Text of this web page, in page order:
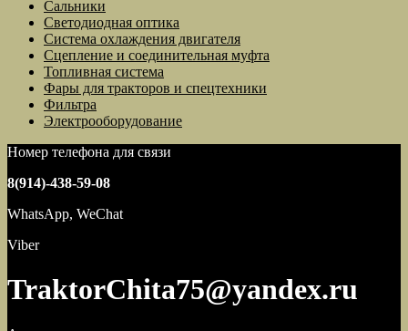
Сальники
Светодиодная оптика
Система охлаждения двигателя
Сцепление и соединительная муфта
Топливная система
Фары для тракторов и спецтехники
Фильтра
Электрооборудование
Номер телефона для связи
8(914)-438-59-08
WhatsApp, WeChat
Viber
TraktorChita75@yandex.ru